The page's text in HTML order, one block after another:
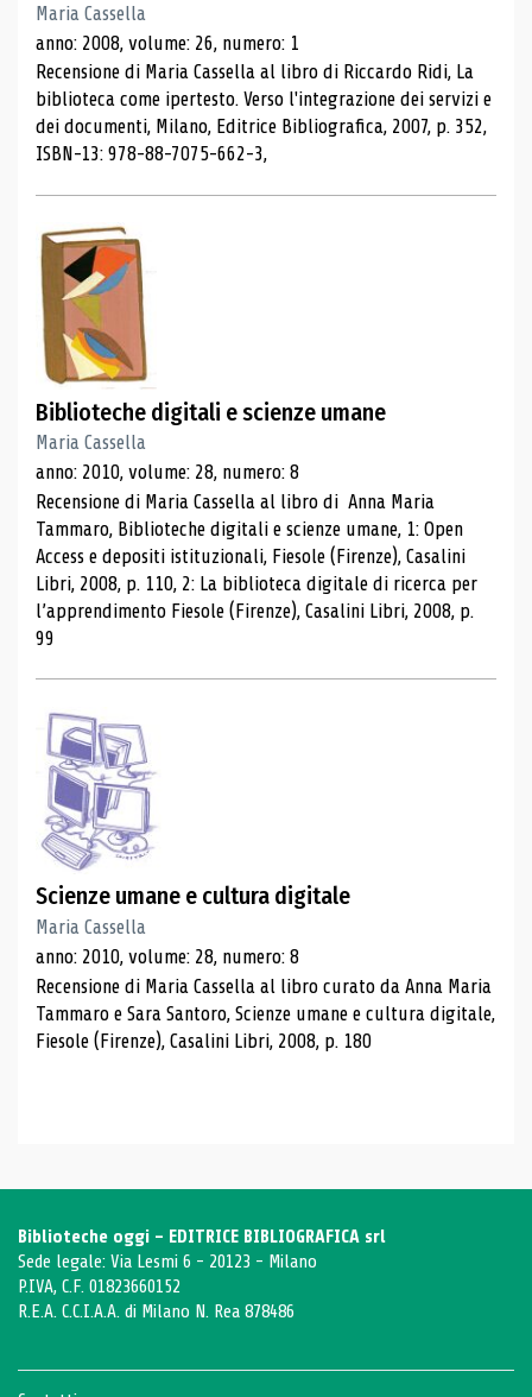
Maria Cassella
anno: 2008, volume: 26, numero: 1
Recensione di Maria Cassella al libro di Riccardo Ridi, La
biblioteca come ipertesto. Verso l'integrazione dei servizi e
dei documenti, Milano, Editrice Bibliografica, 2007, p. 352,
ISBN-13: 978-88-7075-662-3,
Biblioteche digitali e scienze umane
Maria Cassella
anno: 2010, volume: 28, numero: 8
Recensione di Maria Cassella al libro di Anna Maria
Tammaro, Biblioteche digitali e scienze umane, 1: Open
Access e depositi istituzionali, Fiesole (Firenze), Casalini
Libri, 2008, p. 110, 2: La biblioteca digitale di ricerca per
l’apprendimento Fiesole (Firenze), Casalini Libri, 2008, p.
99
Scienze umane e cultura digitale
Maria Cassella
anno: 2010, volume: 28, numero: 8
Recensione di Maria Cassella al libro curato da Anna Maria
Tammaro e Sara Santoro, Scienze umane e cultura digitale,
Fiesole (Firenze), Casalini Libri, 2008, p. 180
Biblioteche oggi - EDITRICE BIBLIOGRAFICA srl
Sede legale: Via Lesmi 6 - 20123 - Milano
P.IVA, C.F. 01823660152
R.E.A. C.C.I.A.A. di Milano N. Rea 878486